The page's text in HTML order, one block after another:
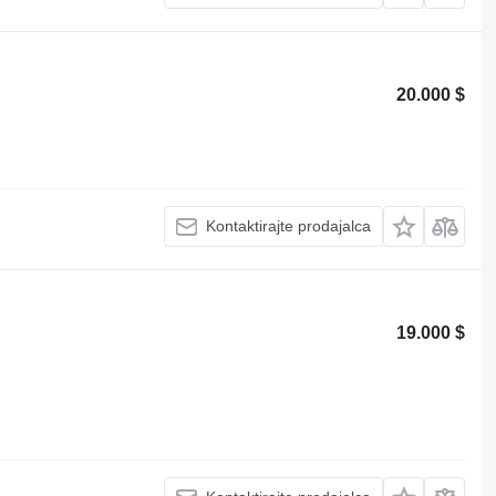
20.000 $
Kontaktirajte prodajalca
19.000 $